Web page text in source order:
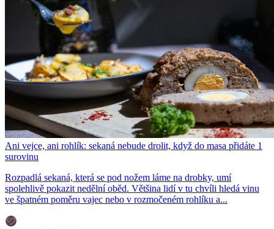
Ani vejce, ani rohlík: sekaná nebude drolit, když do masa přidáte 1
surovinu
Rozpadlá sekaná, která se pod nožem láme na drobky, umí
spolehlivě pokazit nedělní oběd. Většina lidí v tu chvíli hledá vinu
ve špatném poměru vajec nebo v rozmočeném rohlíku a...